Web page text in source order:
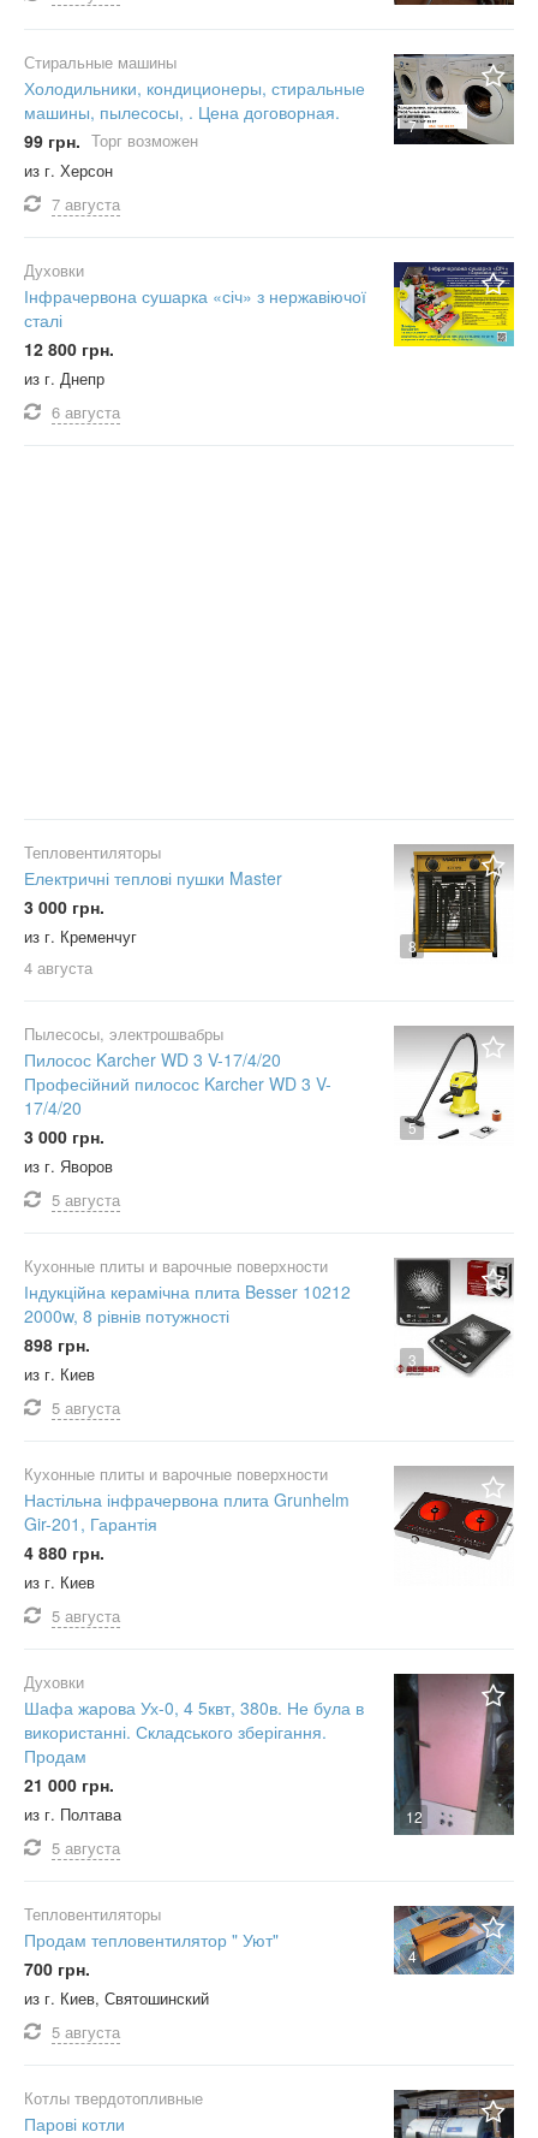
7
Стиральные машины
Холодильники, кондиционеры, стиральные
машины, пылесосы, . Цена договорная.
99 грн. Торг возможен
из г. Херсон
7 августа
Духовки
Інфрачервона сушарка «січ» з нержавіючої
сталі
12 800 грн.
из г. Днепр
6 августа
8
Тепловентиляторы
Електричні теплові пушки Master
3 000 грн.
из г. Кременчуг
4 августа
5
Пылесосы, электрошвабры
Пилосос Karcher WD 3 V-17/4/20
Професійний пилосос Karcher WD 3 V-
17/4/20
3 000 грн.
из г. Яворов
5 августа
3
Кухонные плиты и варочные поверхности
Індукційна керамічна плита Besser 10212
2000w, 8 рівнів потужності
898 грн.
из г. Киев
5 августа
Кухонные плиты и варочные поверхности
Настільна інфрачервона плита Grunhelm
Gir-201, Гарантія
4 880 грн.
из г. Киев
5 августа
12
Духовки
Шафа жарова Ух-0, 4 5квт, 380в. Не була в
використанні. Складського зберігання.
Продам
21 000 грн.
из г. Полтава
5 августа
4
Тепловентиляторы
Продам тепловентилятор " Уют"
700 грн.
из г. Киев, Святошинский
5 августа
Котлы твердотопливные
Парові котли